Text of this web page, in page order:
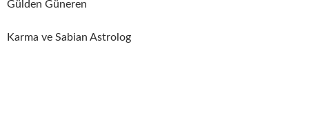
Gülden Güneren
Karma ve Sabian Astrolog